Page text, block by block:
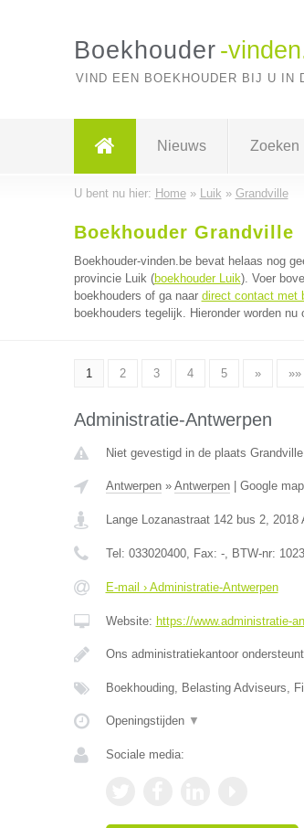
Boekhouder -
VIND EEN BOEKHOUDER BIJ U IN
Nieuws Zoeken
U bent nu hier: Home» Luik » Grandville
Boekhouder Grandville
Boekhouder-vinden.be bevat helaas nog
provincie Luik (boekhouder Luik). Voer
boekhouders of ga naar direct contact met
boekhouders tegelijk. Hieronder worden
1 2 3 4 5 » »»
Administratie-Antwerpen
Niet gevestigd in de plaats
Antwerpen» Antwerpen| Google
Lange Lozanastraat 142 bus 2, 2018
Tel: 033020400, Fax: -, BTW-nr:
E-mail › Administratie-Antwerpen
Website: https://www.administratie-
Ons administratiekantoor
Boekhouding, Belasting Adviseurs,
Openingstijden ▼
Sociale media: